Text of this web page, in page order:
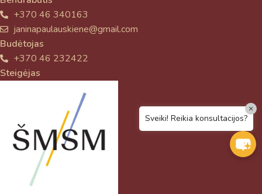
+370 46 340163
janinapaulauskiene@gmail.com
Budėtojas
+370 46 232422
Steigėjas
Sveiki! Reikia konsultacijos?
×